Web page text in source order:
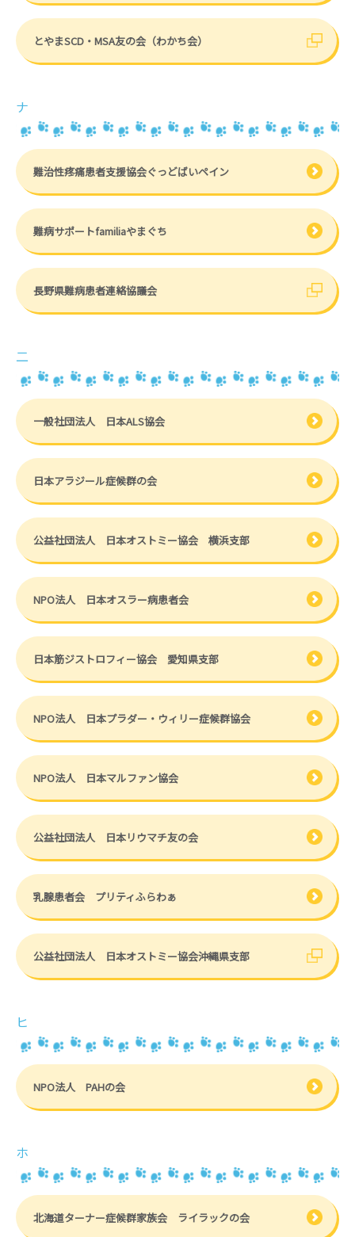
とやまSCD・MSA友の会（わかち会）
ナ
難治性疼痛患者支援協会ぐっどばいペイン
難病サポートfamiliaやまぐち
長野県難病患者連絡協議会
二
一般社団法人 日本ALS協会
日本アラジール症候群の会
公益社団法人 日本オストミー協会 横浜支部
NPO法人 日本オスラー病患者会
日本筋ジストロフィー協会 愛知県支部
NPO法人 日本プラダー・ウィリー症候群協会
NPO法人 日本マルファン協会
公益社団法人 日本リウマチ友の会
乳腺患者会 プリティふらわぁ
公益社団法人 日本オストミー協会沖縄県支部
ヒ
NPO法人 PAHの会
ホ
北海道ターナー症候群家族会 ライラックの会